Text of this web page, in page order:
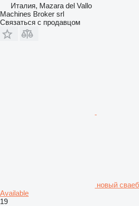
Италия, Mazara del Vallo
Machines Broker srl
Связаться с продавцом
новый
Available
19